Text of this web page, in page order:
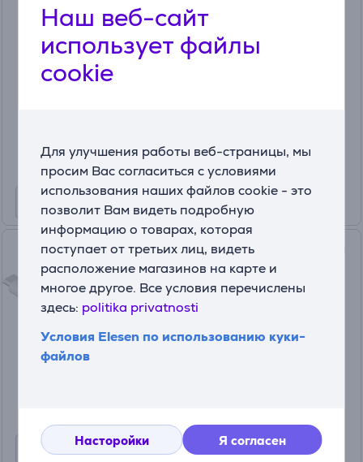
Наш веб-сайт
использует файлы
cookie
Для улучшения работы веб-страницы, мы
просим Вас согласиться с условиями
использования наших файлов cookie - это
позволит Вам видеть подробную
информацию о товарах, которая
поступает от третьих лиц, видеть
расположение магазинов на карте и
многое другое. Все условия перечислены
здесь: politika privatnosti
Условия Elesen по использованию куки-
файлов
Насторойки Я согласен
JBL PartyCover Encore 2,
черный - Чехол для колонки
JBLPBCOVENCORE2
Sonos Line-In Adapter for Era
100/300, белый - Адаптер
Товар - LDNGLWW1
LDNGLWW1